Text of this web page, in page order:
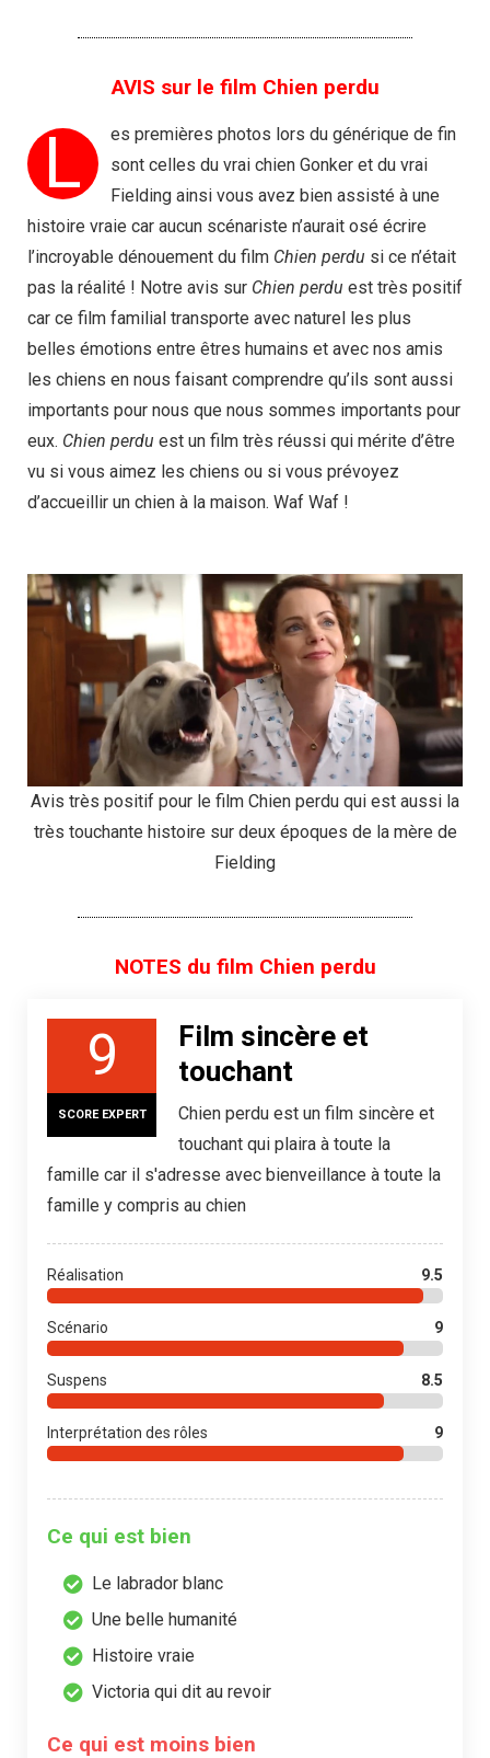
AVIS sur le film Chien perdu
L
es premières photos lors du générique de fin
sont celles du vrai chien Gonker et du vrai
Fielding ainsi vous avez bien assisté à une
histoire vraie car aucun scénariste n’aurait osé écrire
l’incroyable dénouement du film Chien perdu si ce n’était
pas la réalité ! Notre avis sur Chien perdu est très positif
car ce film familial transporte avec naturel les plus
belles émotions entre êtres humains et avec nos amis
les chiens en nous faisant comprendre qu’ils sont aussi
importants pour nous que nous sommes importants pour
eux. Chien perdu est un film très réussi qui mérite d’être
vu si vous aimez les chiens ou si vous prévoyez
d’accueillir un chien à la maison. Waf Waf !
Avis très positif pour le film Chien perdu qui est aussi la
très touchante histoire sur deux époques de la mère de
Fielding
NOTES du film Chien perdu
9
SCORE EXPERT
Film sincère et
touchant
Chien perdu est un film sincère et
touchant qui plaira à toute la
famille car il s'adresse avec bienveillance à toute la
famille y compris au chien
Réalisation 9.5
Scénario 9
Suspens 8.5
Interprétation des rôles 9
Ce qui est bien
Le labrador blanc
Une belle humanité
Histoire vraie
Victoria qui dit au revoir
Ce qui est moins bien